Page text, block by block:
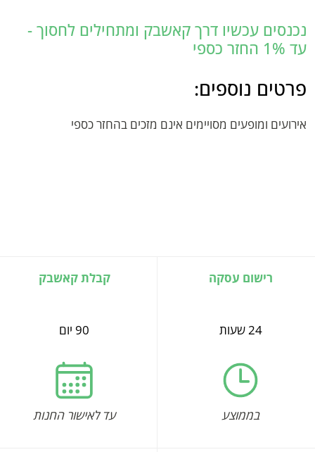
נכנסים עכשיו דרך קאשבק ומתחילים לחסוך -
עד 1% החזר כספי
פרטים נוספים:
אירועים ומופעים מסויימים אינם מזכים בהחזר כספי
רישום עסקה
24 שעות
בממוצע
קבלת קאשבק
90 יום
עד לאישור החנות